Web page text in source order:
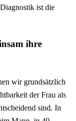
ist die
ihre
wir grundsätzlich
der Frau als
sind. In